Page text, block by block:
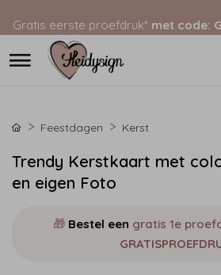
Gratis eerste proefdruk* met code:
Feestdagen Kerst
Trendy Kerstkaart met
en eigen Foto
🎁 Bestel een gratis 1e